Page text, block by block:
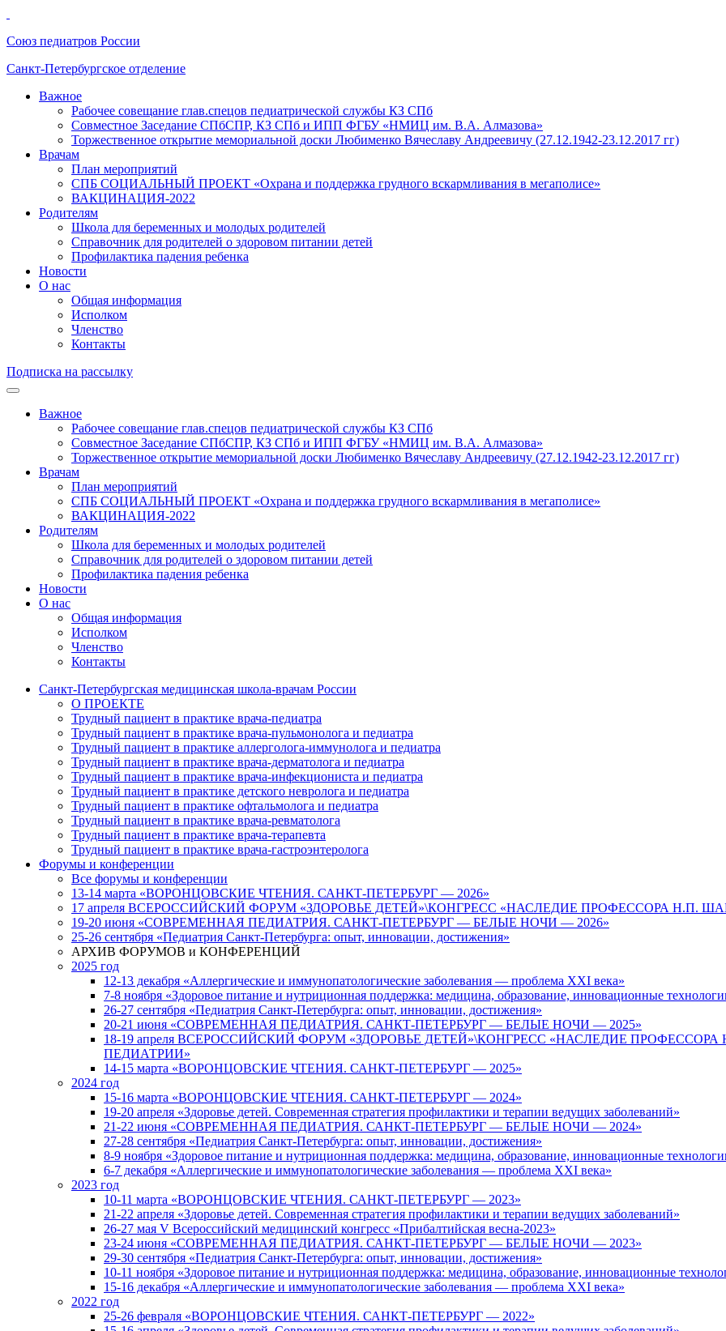
Союз педиатров России
Санкт-Петербургское отделение
Важное
Рабочее совещание глав.спецов педиатрической службы КЗ СПб
Совместное Заседание СПбСПР, КЗ СПб и ИПП ФГБУ «НМИЦ им. В.А. Алмазова»
Торжественное открытие мемориальной доски Любименко Вячеславу Андреевичу (27.12.1942-23.12.2017 гг)
Врачам
План мероприятий
СПБ СОЦИАЛЬНЫЙ ПРОЕКТ «Охрана и поддержка грудного вскармливания в мегаполисе»
ВАКЦИНАЦИЯ-2022
Родителям
Школа для беременных и молодых родителей
Справочник для родителей о здоровом питании детей
Профилактика падения ребенка
Новости
О нас
Общая информация
Исполком
Членство
Контакты
Подписка на рассылку
Важное
Рабочее совещание глав.спецов педиатрической службы КЗ СПб
Совместное Заседание СПбСПР, КЗ СПб и ИПП ФГБУ «НМИЦ им. В.А. Алмазова»
Торжественное открытие мемориальной доски Любименко Вячеславу Андреевичу (27.12.1942-23.12.2017 гг)
Врачам
План мероприятий
СПБ СОЦИАЛЬНЫЙ ПРОЕКТ «Охрана и поддержка грудного вскармливания в мегаполисе»
ВАКЦИНАЦИЯ-2022
Родителям
Школа для беременных и молодых родителей
Справочник для родителей о здоровом питании детей
Профилактика падения ребенка
Новости
О нас
Общая информация
Исполком
Членство
Контакты
Санкт-Петербургская медицинская школа-врачам России
О ПРОЕКТЕ
Трудный пациент в практике врача-педиатра
Трудный пациент в практике врача-пульмонолога и педиатра
Трудный пациент в практике аллерголога-иммунолога и педиатра
Трудный пациент в практике врача-дерматолога и педиатра
Трудный пациент в практике врача-инфекциониста и педиатра
Трудный пациент в практике детского невролога и педиатра
Трудный пациент в практике офтальмолога и педиатра
Трудный пациент в практике врача-ревматолога
Трудный пациент в практике врача-терапевта
Трудный пациент в практике врача-гастроэнтеролога
Форумы и конференции
Все форумы и конференции
13-14 марта «ВОРОНЦОВСКИЕ ЧТЕНИЯ. САНКТ-ПЕТЕРБУРГ — 2026»
17 апреля ВСЕРОССИЙСКИЙ ФОРУМ «ЗДОРОВЬЕ ДЕТЕЙ»\КОНГРЕСС «НАСЛЕДИЕ ПРОФЕССОРА
19-20 июня «СОВРЕМЕННАЯ ПЕДИАТРИЯ. САНКТ-ПЕТЕРБУРГ — БЕЛЫЕ НОЧИ — 2026»
25-26 сентября «Педиатрия Санкт-Петербурга: опыт, инновации, достижения»
АРХИВ ФОРУМОВ и КОНФЕРЕНЦИЙ
2025 год
12-13 декабря «Аллергические и иммунопатологические заболевания — проблема XXI века»
7-8 ноября «Здоровое питание и нутриционная поддержка: медицина, образование, инновационные
26-27 сентября «Педиатрия Санкт-Петербурга: опыт, инновации, достижения»
20-21 июня «СОВРЕМЕННАЯ ПЕДИАТРИЯ. САНКТ-ПЕТЕРБУРГ — БЕЛЫЕ НОЧИ — 2025»
18-19 апреля ВСЕРОССИЙСКИЙ ФОРУМ «ЗДОРОВЬЕ ДЕТЕЙ»\КОНГРЕСС «НАСЛЕДИЕ
ПЕДИАТРИИ»
14-15 марта «ВОРОНЦОВСКИЕ ЧТЕНИЯ. САНКТ-ПЕТЕРБУРГ — 2025»
2024 год
15-16 марта «ВОРОНЦОВСКИЕ ЧТЕНИЯ. САНКТ-ПЕТЕРБУРГ — 2024»
19-20 апреля «Здоровье детей. Современная стратегия профилактики и терапии ведущих заболеваний»
21-22 июня «СОВРЕМЕННАЯ ПЕДИАТРИЯ. САНКТ-ПЕТЕРБУРГ — БЕЛЫЕ НОЧИ — 2024»
27-28 сентября «Педиатрия Санкт-Петербурга: опыт, инновации, достижения»
8-9 ноября «Здоровое питание и нутриционная поддержка: медицина, образование, инновационные
6-7 декабря «Аллергические и иммунопатологические заболевания — проблема XXI века»
2023 год
10-11 марта «ВОРОНЦОВСКИЕ ЧТЕНИЯ. САНКТ-ПЕТЕРБУРГ — 2023»
21-22 апреля «Здоровье детей. Современная стратегия профилактики и терапии ведущих заболеваний»
26-27 мая V Всероссийский медицинский конгресс «Прибалтийская весна-2023»
23-24 июня «СОВРЕМЕННАЯ ПЕДИАТРИЯ. САНКТ-ПЕТЕРБУРГ — БЕЛЫЕ НОЧИ — 2023»
29-30 сентября «Педиатрия Санкт-Петербурга: опыт, инновации, достижения»
10-11 ноября «Здоровое питание и нутриционная поддержка: медицина, образование, инновационные
15-16 декабря «Аллергические и иммунопатологические заболевания — проблема XXI века»
2022 год
25-26 февраля «ВОРОНЦОВСКИЕ ЧТЕНИЯ. САНКТ-ПЕТЕРБУРГ — 2022»